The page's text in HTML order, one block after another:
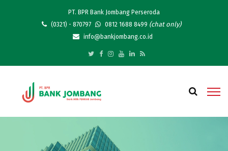
PT. BPR Bank Jombang Perseroda
(0321) - 870797
0812 1688 8499 (chat only)
info@bankjombang.co.id